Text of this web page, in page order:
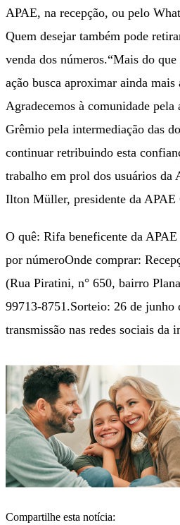
APAE, na recepção, ou pelo
Quem desejar também pode
venda dos números.“Mais do que
ação busca aproximar ainda
Agradecemos à comunidade pela
Grêmio pela intermediação das
continuar retribuindo esta
trabalho em prol dos usuários da
Ilton Müller, presidente da APAE
O quê: Rifa beneficente da
por númeroOnde comprar:
(Rua Piratini, n° 650, bairro
99713-8751.Sorteio: 26 de junho
transmissão nas redes sociais da
Compartilhe esta notícia: